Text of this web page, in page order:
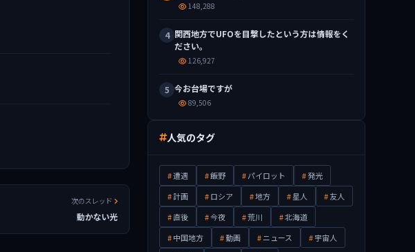
次のスレッド
動かない光
148,288
4 関西地方でUFOを目撃したという方は情報をく
ださい。
126,927
5 今お台場ですが
89,506
人気のタグ
遭遇 飯野 パイロット
発光
計画
ロシア 地方 星人
友人
直後
今夜 荒川
北海道
中国地方
動画 ニュース
宇宙人